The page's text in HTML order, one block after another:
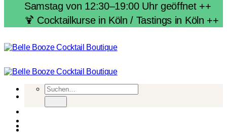
Samstag von 12:30–19:00 Uhr geöffnet ++
🍹 Cocktailkurse in Köln / Tastings in Köln ++
Suchen
nach: